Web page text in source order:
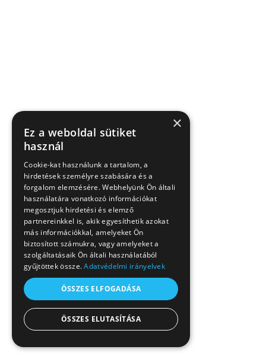
×
Ez a weboldal sütiket
használ
Cookie-kat használunk a tartalom, a
hirdetések személyre szabására és a
forgalom elemzésére. Webhelyünk Ön általi
használatára vonatkozó információkat
megosztjuk hirdetési és elemző
partnereinkkel is, akik egyesíthetik azokat
más információkkal, amelyeket Ön
biztosított számukra, vagy amelyeket a
szolgáltatásaik Ön általi használatából
gyűjtöttek össze.Adatvédelmi irányelvek
ÖSSZES ELFOGADÁSA
ÖSSZES ELUTASÍTÁSA